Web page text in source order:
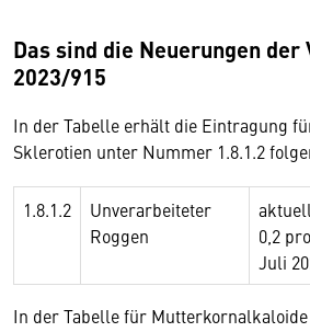
Das sind die Neuerungen der
2023/915
In der Tabelle erhält die Eintragung
Sklerotien unter Nummer 1.8.1.2
1.8.1.2
Unverarbeiteter
Roggen
0,2
Juli
In der Tabelle für